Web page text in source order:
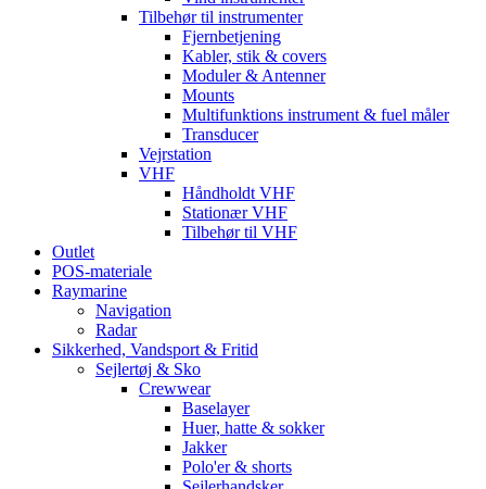
Tilbehør til instrumenter
Fjernbetjening
Kabler, stik & covers
Moduler & Antenner
Mounts
Multifunktions instrument & fuel måler
Transducer
Vejrstation
VHF
Håndholdt VHF
Stationær VHF
Tilbehør til VHF
Outlet
POS-materiale
Raymarine
Navigation
Radar
Sikkerhed, Vandsport & Fritid
Sejlertøj & Sko
Crewwear
Baselayer
Huer, hatte & sokker
Jakker
Polo'er & shorts